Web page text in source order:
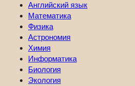
Английский язык
Математика
Физика
Астрономия
Химия
Информатика
Биология
Экология